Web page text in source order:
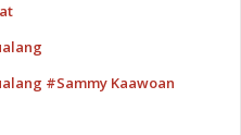
#Sammy Kaawoan